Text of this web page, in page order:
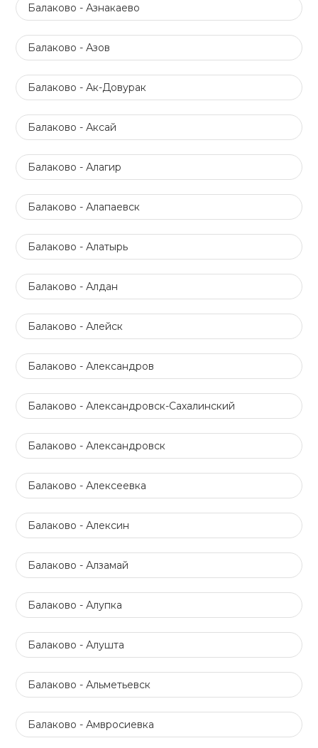
Балаково - Азнакаево
Балаково - Азов
Балаково - Ак-Довурак
Балаково - Аксай
Балаково - Алагир
Балаково - Алапаевск
Балаково - Алатырь
Балаково - Алдан
Балаково - Алейск
Балаково - Александров
Балаково - Александровск-Сахалинский
Балаково - Александровск
Балаково - Алексеевка
Балаково - Алексин
Балаково - Алзамай
Балаково - Алупка
Балаково - Алушта
Балаково - Альметьевск
Балаково - Амвросиевка